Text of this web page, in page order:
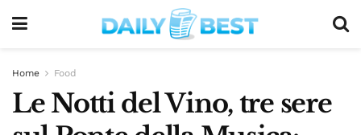
Home Food
Le Notti del Vino, tre sere